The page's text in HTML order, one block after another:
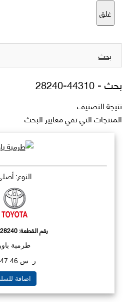
غلق
بحث
بحث -44310-28240
نتيجة التصنيف
المنتجات التي تفي معايير البحث
النوع:
رقم القطعة:
طرمبة باور
ر. س.1747.46
اضافة